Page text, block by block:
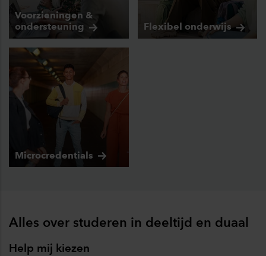
Voorzieningen &
ondersteuning
Flexibel onderwijs
Microcredentials
Alles over studeren in deeltijd en duaal
Help mij kiezen